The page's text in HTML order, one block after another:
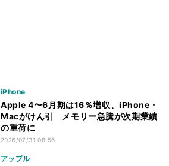
iPhone
Apple 4〜6月期は16％増収、iPhone・
Macがけん引 メモリー急騰が次期業績
の重荷に
2026/07/31 08:56
アップル